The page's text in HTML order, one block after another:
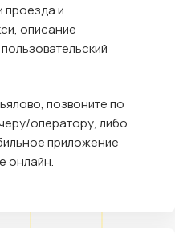
и
описание
позвоните по
оператору, либо
приложение
онлайн.